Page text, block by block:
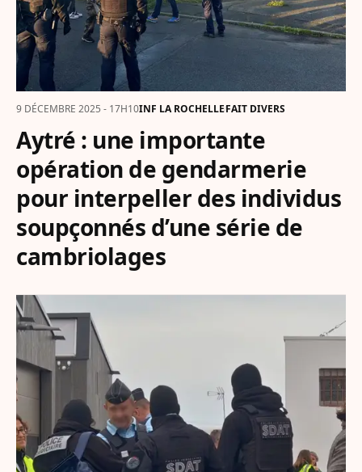
9 DÉCEMBRE 2025 - 17H10INF LA ROCHELLEFAIT DIVERS
Aytré : une importante
opération de gendarmerie
pour interpeller des individus
soupçonnés d’une série de
cambriolages